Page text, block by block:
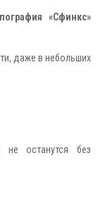
«Сфинкс»
даже в небольших
не останутся без